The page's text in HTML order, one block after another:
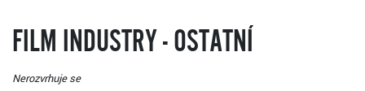
FILM INDUSTRY - OSTATNÍ
Nerozvrhuje se